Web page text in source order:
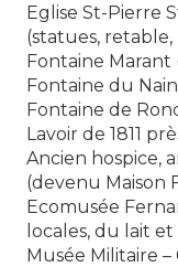
Eglise St-Pierre
(statues,
Fontaine Marant
Fontaine du
Fontaine de
Lavoir de 1811
Ancien hospice,
(devenu Maison
Ecomusée
locales, du lait
Musée Militaire